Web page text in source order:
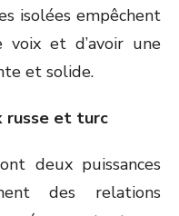
isolées empêchent
voix et d’avoir une
et solide.
russe et turc
deux puissances
des relations